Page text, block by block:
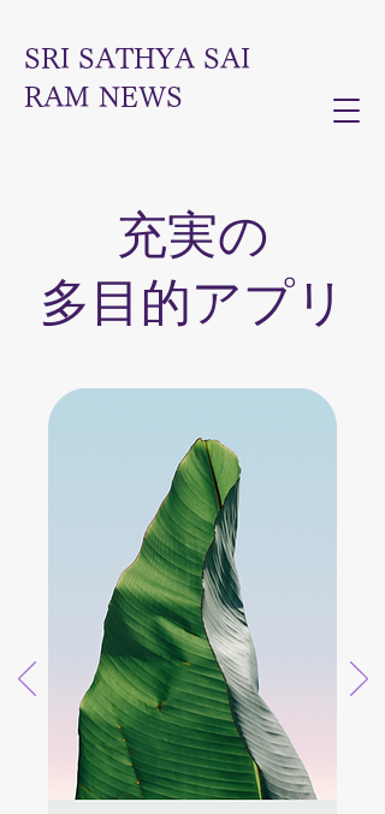
SRI SATHYA SAI
RAM NEWS
充実の
多目的アプリ